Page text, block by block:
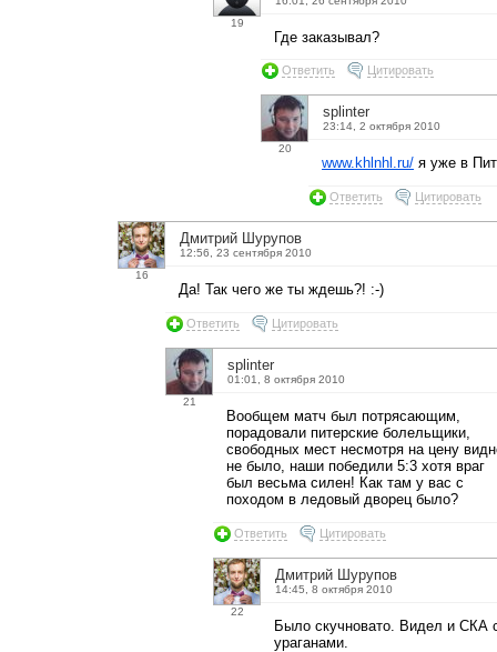
19
Где заказывал?
Ответить Цитировать
20
splinter
23:14, 2 октября 2010
www.khlnhl.ru/ я уже в
Ответить Цитировать
16
Дмитрий Шурупов
12:56, 23 сентября 2010
Да! Так чего же ты ждешь?! :-)
Ответить Цитировать
21
splinter
01:01, 8 октября 2010
Вообщем матч был потрясающим,
порадовали питерские болельщики,
свободных мест несмотря на цену
не было, наши победили 5:3 хотя враг
был весьма силен! Как там у вас с
походом в ледовый дворец было?
Ответить Цитировать
22
Дмитрий Шурупов
14:45, 8 октября 2010
Было скучновато. Видел и СКА
ураганами.